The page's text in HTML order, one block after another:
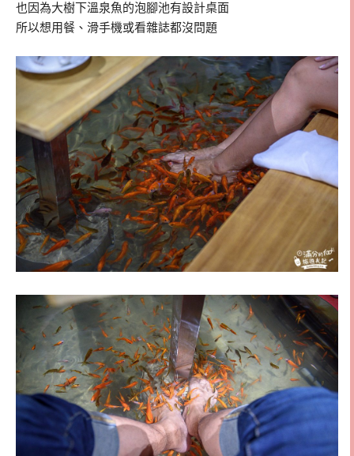
也因為大樹下溫泉魚的泡腳池有設計桌面
所以想用餐、滑手機或看雜誌都沒問題